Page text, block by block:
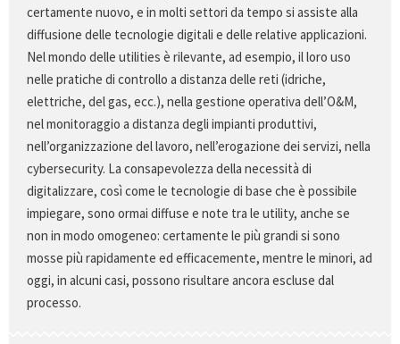
certamente nuovo, e in molti settori da tempo si assiste alla
diffusione delle tecnologie digitali e delle relative applicazioni.
Nel mondo delle utilities è rilevante, ad esempio, il loro uso
nelle pratiche di controllo a distanza delle reti (idriche,
elettriche, del gas, ecc.), nella gestione operativa dell’O&M,
nel monitoraggio a distanza degli impianti produttivi,
nell’organizzazione del lavoro, nell’erogazione dei servizi, nella
cybersecurity. La consapevolezza della necessità di
digitalizzare, così come le tecnologie di base che è possibile
impiegare, sono ormai diffuse e note tra le utility, anche se
non in modo omogeneo: certamente le più grandi si sono
mosse più rapidamente ed efficacemente, mentre le minori, ad
oggi, in alcuni casi, possono risultare ancora escluse dal
processo.